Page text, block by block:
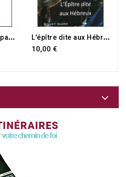
L
'évangile médité par les pères, jean L
'épître dite aux Hébreux
10,00 €